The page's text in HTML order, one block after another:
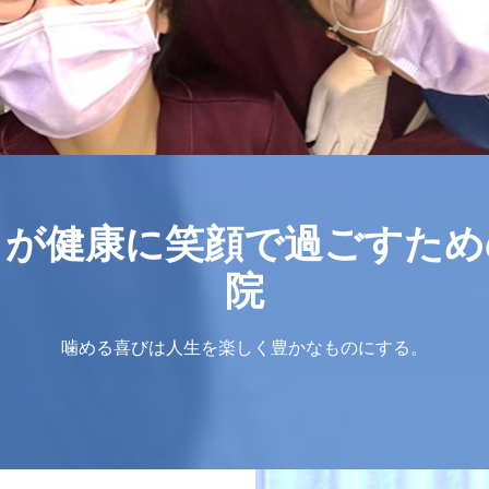
健康に笑顔で過ごすた
院
噛める喜びは人生を楽しく豊かなものにする。